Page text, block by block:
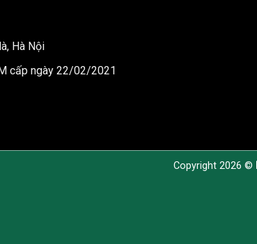
Hà Nội
cấp ngày 22/02/2021
Copyright 2026 ©